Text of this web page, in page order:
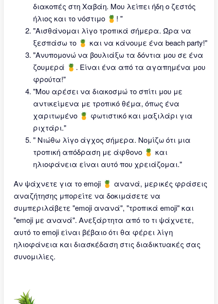
διακοπές στη Χαβάη. Μου λείπει ήδη ο ζεστός
ήλιος και το νόστιμο 🍍! "
"Αισθάνομαι λίγο τροπικά σήμερα. Ώρα να
ξεσπάσω το 🍍 και να κάνουμε ένα beach party!"
"Ανυπομονώ να βουλιάξω τα δόντια μου σε ένα
ζουμερά 🍍. Είναι ένα από τα αγαπημένα μου
φρούτα!"
"Μου αρέσει να διακοσμώ το σπίτι μου με
αντικείμενα με τροπικό θέμα, όπως ένα
χαριτωμένο 🍍 φωτιστικό και μαξιλάρι για
ριχτάρι."
" Νιώθω λίγο άγχος σήμερα. Νομίζω ότι μια
τροπική απόδραση με άφθονο 🍍 και
ηλιοφάνεια είναι αυτό που χρειάζομαι."
Αν ψάχνετε για το emoji 🍍 ανανά, μερικές φράσεις
αναζήτησης μπορείτε να δοκιμάσετε να
συμπεριλάβετε "emoji ανανά", "τροπικά emoji" και
"emoji με ανανά". Ανεξάρτητα από το τι ψάχνετε,
αυτό το emoji είναι βέβαιο ότι θα φέρει λίγη
ηλιοφάνεια και διασκέδαση στις διαδικτυακές σας
συνομιλίες.